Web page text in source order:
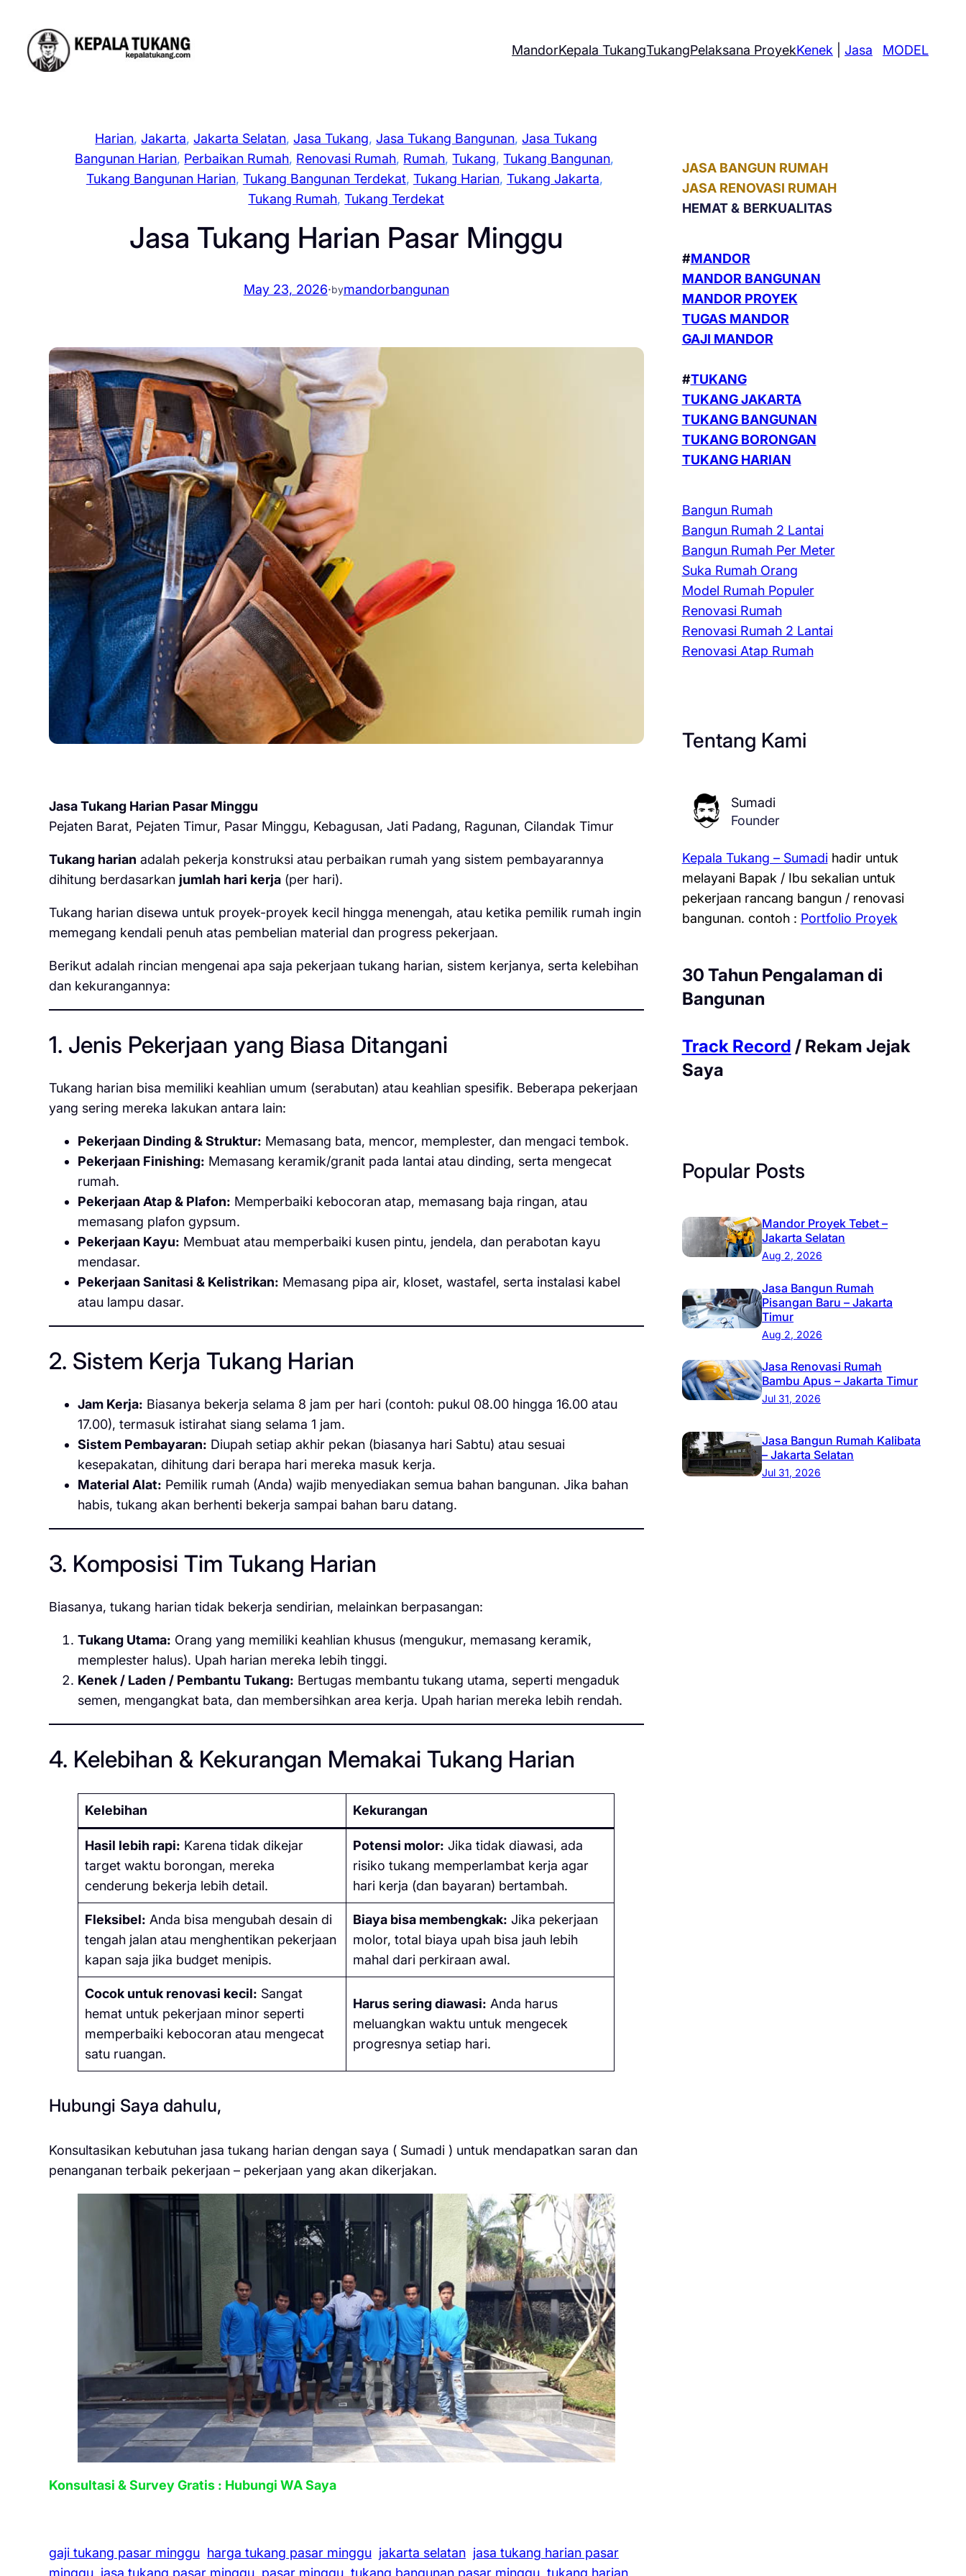
content
MandorKepala TukangTukangPelaksana ProyekKenek |Jasa MODEL
Harian, Jakarta, Jakarta Selatan, Jasa Tukang, Jasa Tukang Bangunan, Jasa Tukang
Bangunan Harian, Perbaikan Rumah, Renovasi Rumah, Rumah, Tukang, Tukang Bangunan
Tukang Bangunan Harian, Tukang Bangunan Terdekat, Tukang Harian, Tukang Jakarta
Tukang Rumah, Tukang Terdekat
Jasa Tukang Harian Pasar Minggu
May 23, 2026·bymandorbangunan
Jasa Tukang Harian Pasar Minggu
Pejaten Barat, Pejaten Timur, Pasar Minggu, Kebagusan, Jati Padang, Ragunan, Cilandak Timur
Tukang harian adalah pekerja konstruksi atau perbaikan rumah yang sistem pembayarannya
dihitung berdasarkan jumlah hari kerja(per hari).
Tukang harian disewa untuk proyek-proyek kecil hingga menengah, atau ketika pemilik rumah ingin
memegang kendali penuh atas pembelian material dan progress pekerjaan.
Berikut adalah rincian mengenai apa saja pekerjaan tukang harian, sistem kerjanya, serta kelebihan
dan kekurangannya:
1. Jenis Pekerjaan yang Biasa Ditangani
Tukang harian bisa memiliki keahlian umum (serabutan) atau keahlian spesifik. Beberapa pekerjaan
yang sering mereka lakukan antara lain:
Pekerjaan Dinding & Struktur: Memasang bata, mencor, memplester, dan mengaci tembok.
Pekerjaan Finishing: Memasang keramik/granit pada lantai atau dinding, serta mengecat
rumah.
Pekerjaan Atap & Plafon: Memperbaiki kebocoran atap, memasang baja ringan, atau
memasang plafon gypsum.
Pekerjaan Kayu: Membuat atau memperbaiki kusen pintu, jendela, dan perabotan kayu
mendasar.
Pekerjaan Sanitasi & Kelistrikan: Memasang pipa air, kloset, wastafel, serta instalasi kabel
atau lampu dasar.
2. Sistem Kerja Tukang Harian
Jam Kerja: Biasanya bekerja selama 8 jam per hari (contoh: pukul 08.00 hingga 16.00 atau
17.00), termasuk istirahat siang selama 1 jam.
Sistem Pembayaran: Diupah setiap akhir pekan (biasanya hari Sabtu) atau sesuai
kesepakatan, dihitung dari berapa hari mereka masuk kerja.
Material Alat: Pemilik rumah (Anda) wajib menyediakan semua bahan bangunan. Jika bahan
habis, tukang akan berhenti bekerja sampai bahan baru datang.
3. Komposisi Tim Tukang Harian
Biasanya, tukang harian tidak bekerja sendirian, melainkan berpasangan:
Tukang Utama: Orang yang memiliki keahlian khusus (mengukur, memasang keramik,
memplester halus). Upah harian mereka lebih tinggi.
Kenek / Laden / Pembantu Tukang: Bertugas membantu tukang utama, seperti mengaduk
semen, mengangkat bata, dan membersihkan area kerja. Upah harian mereka lebih rendah.
4. Kelebihan & Kekurangan Memakai Tukang Harian
Kelebihan Kekurangan
Hasil lebih rapi: Karena tidak dikejar
target waktu borongan, mereka
cenderung bekerja lebih detail.
Potensi molor: Jika tidak diawasi, ada
risiko tukang memperlambat kerja agar
hari kerja (dan bayaran) bertambah.
Fleksibel: Anda bisa mengubah desain di
tengah jalan atau menghentikan pekerjaan
kapan saja jika budget menipis.
Biaya bisa membengkak: Jika pekerjaan
molor, total biaya upah bisa jauh lebih
mahal dari perkiraan awal.
Cocok untuk renovasi kecil: Sangat
hemat untuk pekerjaan minor seperti
memperbaiki kebocoran atau mengecat
satu ruangan.
Harus sering diawasi: Anda harus
meluangkan waktu untuk mengecek
progresnya setiap hari.
Hubungi Saya dahulu,
Konsultasikan kebutuhan jasa tukang harian dengan saya ( Sumadi ) untuk mendapatkan saran dan
penanganan terbaik pekerjaan – pekerjaan yang akan dikerjakan.
Konsultasi & Survey Gratis : Hubungi WA Saya
gaji tukang pasar minggu harga tukang pasar minggu jakarta selatan jasa tukang harian pasar
minggu jasa tukang pasar minggu pasar minggu tukang bangunan pasar minggu tukang harian
JASA BANGUN RUMAH
JASA RENOVASI RUMAH
HEMAT & BERKUALITAS
#MANDOR
MANDOR BANGUNAN
MANDOR PROYEK
TUGAS MANDOR
GAJI MANDOR
#TUKANG
TUKANG JAKARTA
TUKANG BANGUNAN
TUKANG BORONGAN
TUKANG HARIAN
Bangun Rumah
Bangun Rumah 2 Lantai
Bangun Rumah Per Meter
Suka Rumah Orang
Model Rumah Populer
Renovasi Rumah
Renovasi Rumah 2 Lantai
Renovasi Atap Rumah
Tentang Kami
Sumadi
Founder
Kepala Tukang – Sumadihadir untuk
melayani Bapak / Ibu sekalian untuk
pekerjaan rancang bangun / renovasi
bangunan. contoh : Portfolio Proyek
30 Tahun Pengalaman di
Bangunan
Track Record / Rekam Jejak
Saya
Popular Posts
Mandor Proyek Tebet –
Jakarta Selatan
Aug 2, 2026
Jasa Bangun Rumah
Pisangan Baru – Jakarta
Timur
Aug 2, 2026
Jasa Renovasi Rumah
Bambu Apus – Jakarta Timur
Jul 31, 2026
Jasa Bangun Rumah Kalibata
– Jakarta Selatan
Jul 31, 2026